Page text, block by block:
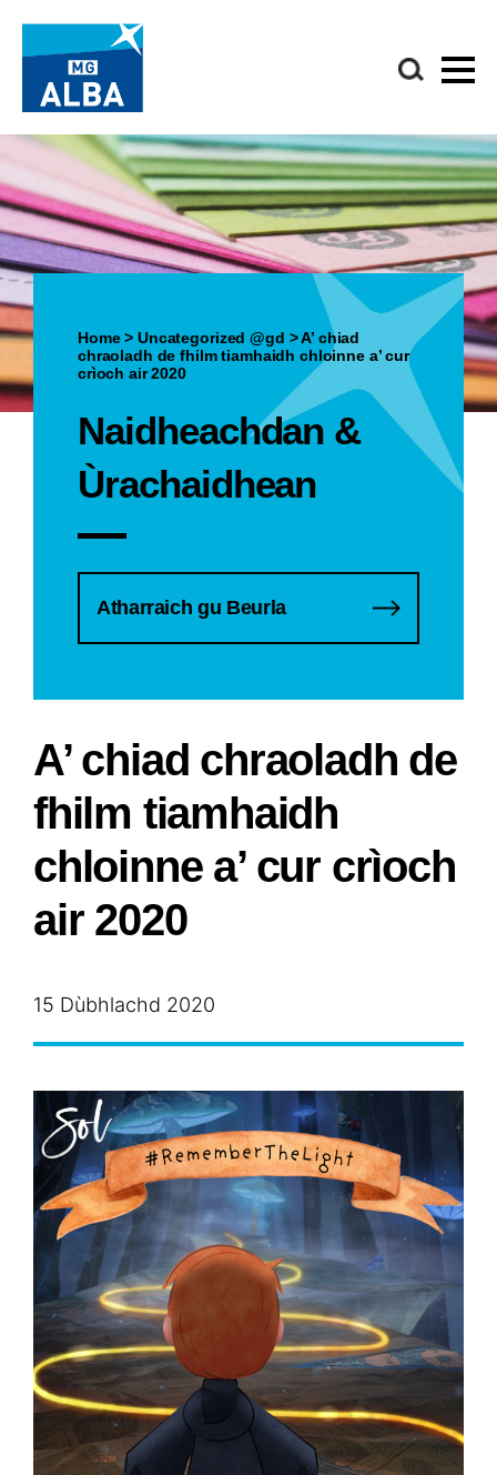
Home>Uncategorized @gd >A’ chiad
chraoladh de fhilm tiamhaidh chloinne a’ cur
crìoch air 2020
Naidheachdan &
Ùrachaidhean
Atharraich gu Beurla
A’ chiad chraoladh de
fhilm tiamhaidh
chloinne a’ cur crìoch
air 2020
15 Dùbhlachd 2020